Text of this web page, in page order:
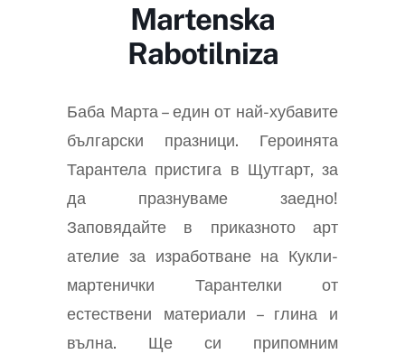
Martenska
Rabotilniza
Баба Марта – един от най-хубавите
български празници. Героинята
Тарантела пристига в Щутгарт, за
да празнуваме заедно!
Заповядайте в приказното арт
ателие за изработване на Кукли-
мартенички Тарантелки от
естествени материали – глина и
вълна. Ще си припомним